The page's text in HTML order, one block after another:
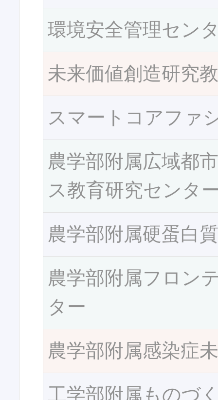
環境安全管理セン
未来価値創造研究
スマートコアファ
農学部附属広域都
ス教育研究センタ
農学部附属硬蛋白
農学部附属フロン
ター
農学部附属感染症
工学部附属ものづ